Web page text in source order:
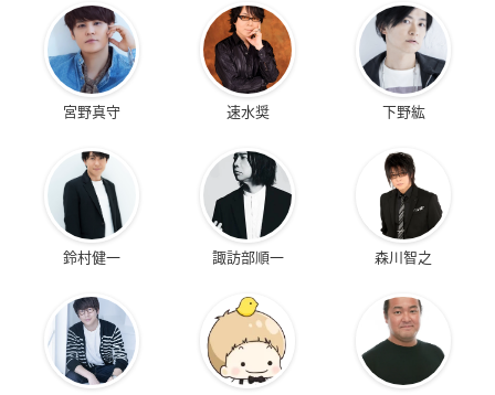
宮野真守 速水奨 下野紘
鈴村健一 諏訪部順一 森川智之